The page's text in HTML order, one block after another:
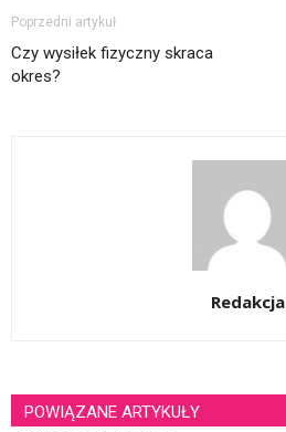
Poprzedni artykuł
Czy wysiłek fizyczny skraca
okres?
Redakcja
POWIĄZANE ARTYKUŁY